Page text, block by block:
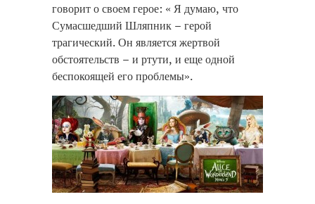
говорит о своем герое: « Я думаю, что
Сумасшедший Шляпник – герой
трагический. Он является жертвой
обстоятельств – и ртути, и еще одной
беспокоящей его проблемы».